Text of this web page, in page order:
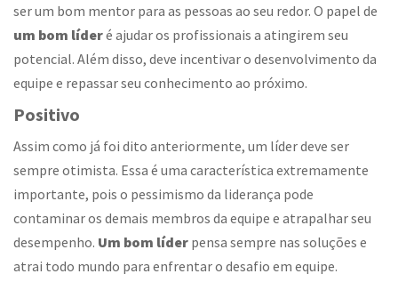
ser um bom mentor para as pessoas ao seu redor. O papel de
um bom líderé ajudar os profissionais a atingirem seu
potencial. Além disso, deve incentivar o desenvolvimento da
equipe e repassar seu conhecimento ao próximo.
Positivo
Assim como já foi dito anteriormente, um líder deve ser
sempre otimista. Essa é uma característica extremamente
importante, pois o pessimismo da liderança pode
contaminar os demais membros da equipe e atrapalhar seu
desempenho. Um bom líder pensa sempre nas soluções e
atrai todo mundo para enfrentar o desafio em equipe.